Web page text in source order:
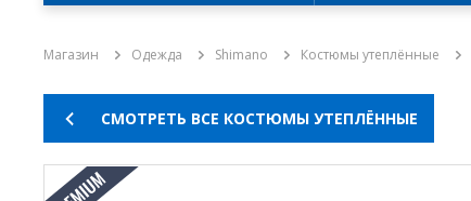
Магазин Одежда Shimano Костюмы утеплённые
СМОТРЕТЬ ВСЕ КОСТЮМЫ УТЕПЛЁННЫЕ